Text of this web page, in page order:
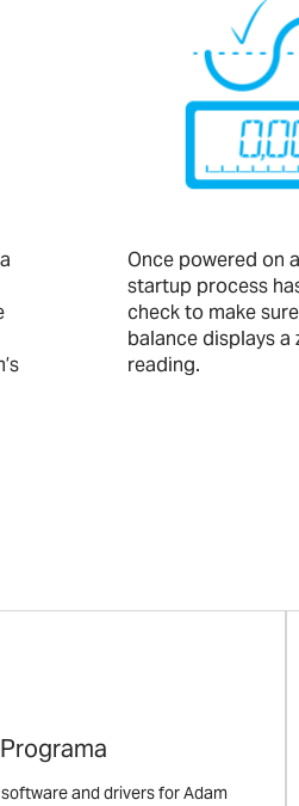
Once powered on
startup process
check to make
balance displays a
reading.
and drivers for Adam